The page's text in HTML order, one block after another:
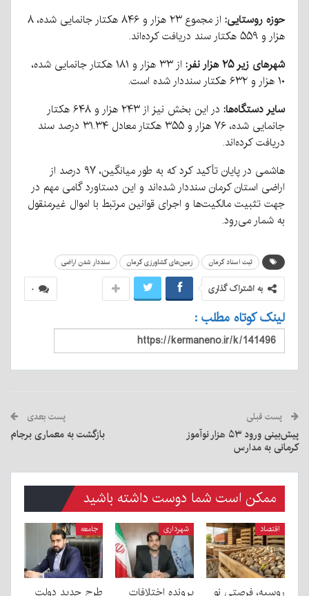
حوزه روستایی:
از مجموع ۲۳ هزار و ۸۴۶ هکتار جانمایی شده، ۸
هزار و ۵۵۹ هکتار سند دریافت کرده‌اند.
شهرهای زیر ۲۵ هزار نفر:
از ۳۳ هزار و ۱۸۱ هکتار جانمایی شده،
۱۰ هزار و ۶۳۲ هکتار سنددار شده است.
سایر دستگاه‌ها:
در این بخش نیز از ۲۴۳ هزار و ۶۴۸ هکتار
جانمایی شده، ۷۶ هزار و ۳۵۵ هکتار معادل ۳۱.۳۴ درصد سند
دریافت کرده‌اند.
هاشمی در پایان تأکید کرد که به طور میانگین، ۹۷ درصد از
اراضی استان کرمان سنددار شده‌اند و این دستاورد گامی مهم در
جهت تثبیت مالکیت‌ها و اجرای قوانین مرتبط با اموال غیرمنقول
به شمار می‌رود.
ثبت اسناد کرمان زمین‌های کشاورزی کرمان سنددار شدن اراضی
۰ به اشتراک گذاری
لینک کوتاه مطلب :
پست قبلی
پیش‌بینی ورود ۵۳ هزار نوآموز
کرمانی به مدارس
پست بعدی
بازگشت به معماری برجام
ممکن است شما دوست داشته باشید
اقتصاد
روسیه، فرصتی نو
شهرداری
پرونده اختلافات
جامعه
طرح جدید دولت